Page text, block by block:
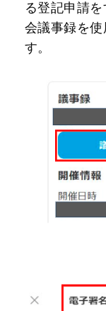
る登記申請
会議事録を
す。